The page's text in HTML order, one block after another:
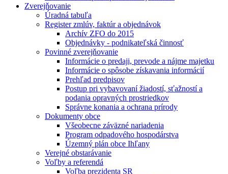
Zverejňovanie
Úradná tabuľa
Register zmlúv, faktúr a objednávok
Archív ZFO do 2015
Objednávky - podnikateľská činnosť
Povinné zverejňovanie
Informácie o predaji, prevode a nájme majetku
Informácie o spôsobe získavania informácií
Prehľad predpisov
Postup pri vybavovaní žiadostí, sťažností a
podania opravných prostriedkov
Správne konania a ochrana prírody
Dokumenty obce
Všeobecne záväzné nariadenia
Program odpadového hospodárstva
Územný plán obce Ihľany
Verejné obstarávanie
Voľby a referendá
Voľba prezidenta SR